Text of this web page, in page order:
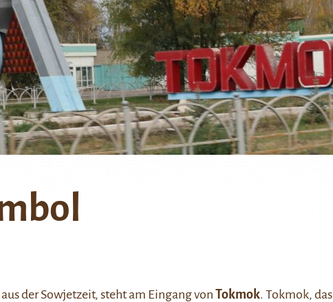
der Sowjetzeit, steht am Eingang von Tokmok. Tokmok, das